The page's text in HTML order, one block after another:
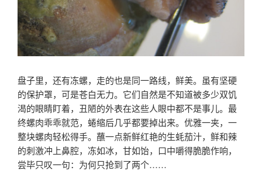
盘子里，还有冻螺，走的也是同一路线，鲜美。虽有坚硬
的保护罩，可是苍白无力。它们自然是不知道被多少双饥
渴的眼睛盯着，丑陋的外表在这些人眼中都不是事儿。最
终螺肉乖乖就范，蜷缩后几乎都要掉出来。优雅一夹，一
整块螺肉轻松得手。蘸一点新鲜红艳的生蚝茄汁，鲜和辣
的刺激冲上鼻腔，冻如冰，甘如饴，口中嚼得脆脆作响，
尝毕只叹一句：为何只抢到了两个……